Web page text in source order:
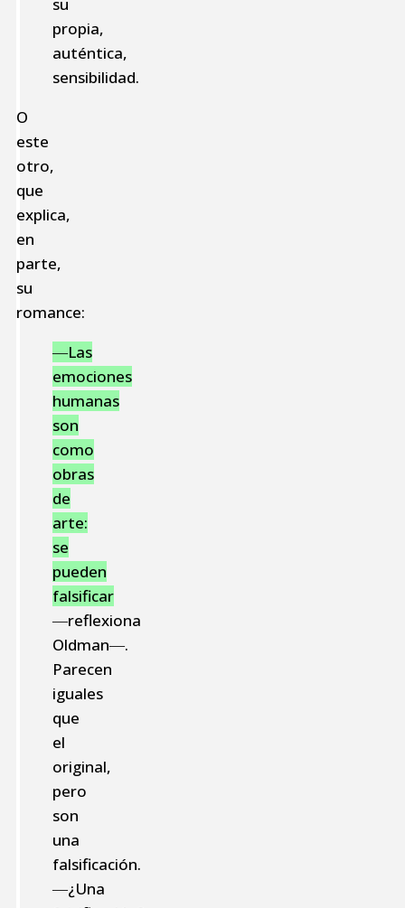
propia,
auténtica,
sensibilidad.
O
este
otro,
que
explica,
en
parte,
su
romance:
―Las
emociones
humanas
son
como
obras
de
arte:
se
pueden
falsificar
―reflexiona
Oldman―.
Parecen
iguales
que
el
original,
pero
son
una
falsificación.
―¿Una